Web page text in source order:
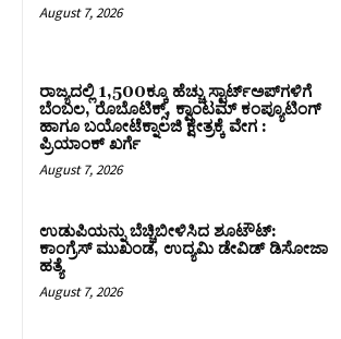
August 7, 2026
ರಾಜ್ಯದಲ್ಲಿ 1,500ಕ್ಕೂ ಹೆಚ್ಚು ಸ್ಟಾರ್ಟ್‌ಅಪ್‌ಗಳಿಗೆ
ಬೆಂಬಲ, ರೊಬೊಟಿಕ್ಸ್, ಕ್ವಾಂಟಮ್ ಕಂಪ್ಯೂಟಿಂಗ್
ಹಾಗೂ ಬಯೋಟೆಕ್ನಾಲಜಿ ಕ್ಷೇತ್ರಕ್ಕೆ ವೇಗ :
ಪ್ರಿಯಾಂಕ್‌ ಖರ್ಗೆ
August 7, 2026
ಉಡುಪಿಯನ್ನು ಬೆಚ್ಚಿಬೀಳಿಸಿದ ಶೂಟೌಟ್‌:
ಕಾಂಗ್ರೆಸ್‌ ಮುಖಂಡ, ಉದ್ಯಮಿ ಡೇವಿಡ್ ಡಿಸೋಜಾ
ಹತ್ಯೆ
August 7, 2026